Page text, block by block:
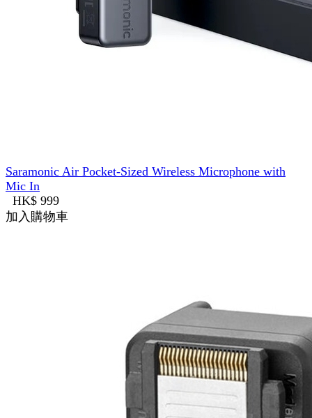
Saramonic Air Pocket-Sized Wireless Microphone with
Mic In
HK$ 999
加入購物車